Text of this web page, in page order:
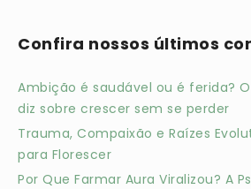
Confira nossos últimos
Ambição é saudável ou é ferida?
diz sobre crescer sem se perder
Trauma, Compaixão e Raízes
para Florescer
Por Que Farmar Aura Viralizou? A